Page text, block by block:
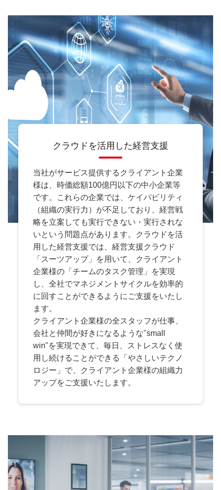
クラウドを活用した経営支援
当社がサービス提供するクライアント企業
様は、時価総額100億円以下の中小企業等
です。これらの企業では、ケイパビリティ
（組織の実行力）が不足しており、経営戦
略を立案しても実行できない・実行されな
いという問題点があります。クラウドを活
用した経営支援では、経営支援クラウド
「スーツアップ」を用いて、クライアント
企業様の「チームのタスク管理」を実現
し、全社でマネジメントサイクルを効率的
に回すことができるようにご支援をいたし
ます。
クライアント企業様の全スタッフが仕事、
会社と仲間が好きになるような"small
win"を実現できて、毎日、ストレスなく使
用し続けることができる「やさしいテクノ
ロジー」で、クライアント企業様の組織力
アップをご支援いたします。